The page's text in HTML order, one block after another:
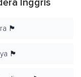
Inggris
🏴󠁧󠁢󠁥󠁮󠁧󠁿
🏴󠁧󠁢󠁥󠁮󠁧󠁿